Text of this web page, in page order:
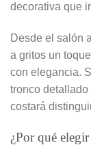
decorativa que
Desde el salón
a gritos un
con elegancia.
tronco
costará
¿Por qué